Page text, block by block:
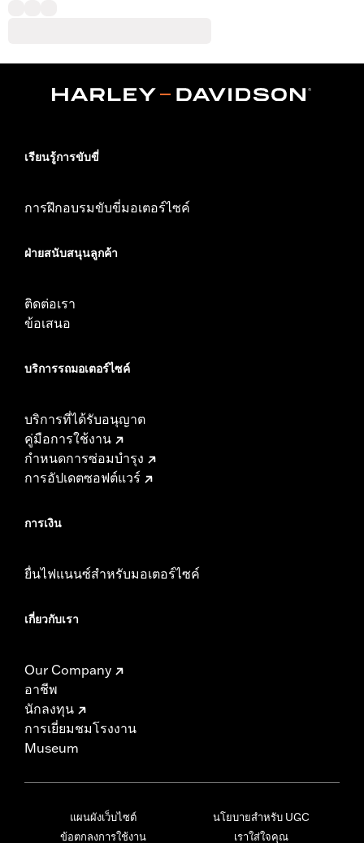
เรียนรู้การขับขี่
การฝึกอบรมขับขี่มอเตอร์ไซค์
ฝ่ายสนับสนุนลูกค้า
ติดต่อเรา
ข้อเสนอ
บริการรถมอเตอร์ไซค์​
บริการที่ได้รับอนุญาต
คู่มือการใช้งาน
กำหนดการซ่อมบำรุง
การอัปเดตซอฟต์แวร์
การเงิน
ยื่นไฟแนนซ์สำหรับมอเตอร์ไซค์
เกี่ยวกับเรา
Our Company
อาชีพ
นักลงทุน
การเยี่ยมชมโรงงาน
Museum
แผนผังเว็บไซต์
ข้อตกลงการใช้งาน
นโยบายสำหรับ UGC
เราใส่ใจคุณ